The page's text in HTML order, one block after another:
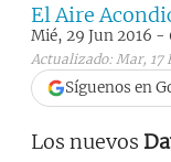
El Aire
Mié, 29 Jun 2016 -
Actualizado: Mar, 17
Síguenos en
Los nuevos